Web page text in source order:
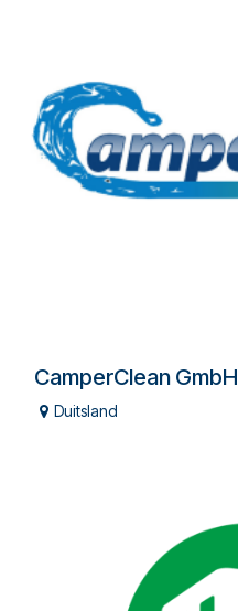
CamperClean GmbH
Duitsland